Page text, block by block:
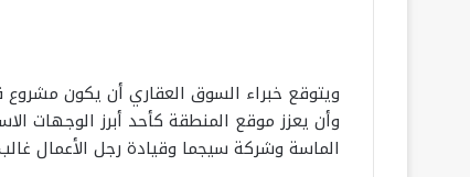
ويتوقع خبراء السوق العقاري أن يكون مشروع
وأن يعزز موقع المنطقة كأحد أبرز الوجهات
الماسة وشركة سيجما وقيادة رجل الأعمال